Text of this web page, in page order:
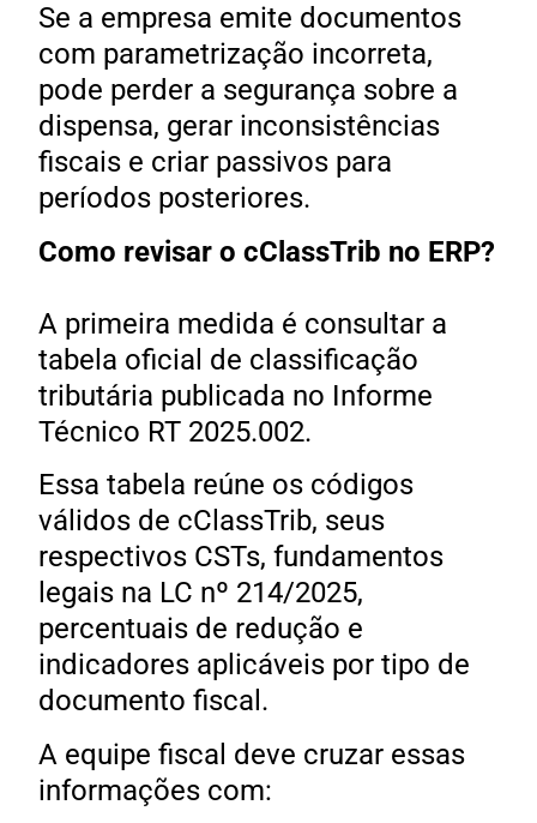
Se a empresa emite documentos
com parametrização incorreta,
pode perder a segurança sobre a
dispensa, gerar inconsistências
fiscais e criar passivos para
períodos posteriores.
Como revisar o cClassTrib no ERP?
A primeira medida é consultar a
tabela oficial de classificação
tributária publicada no Informe
Técnico RT 2025.002.
Essa tabela reúne os códigos
válidos de cClassTrib, seus
respectivos CSTs, fundamentos
legais na LC nº 214/2025,
percentuais de redução e
indicadores aplicáveis por tipo de
documento fiscal.
A equipe fiscal deve cruzar essas
informações com: